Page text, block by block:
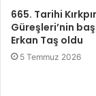
665. Tarihi
Güreşleri’nin
Erkan Taş oldu
5 Temmuz 2026